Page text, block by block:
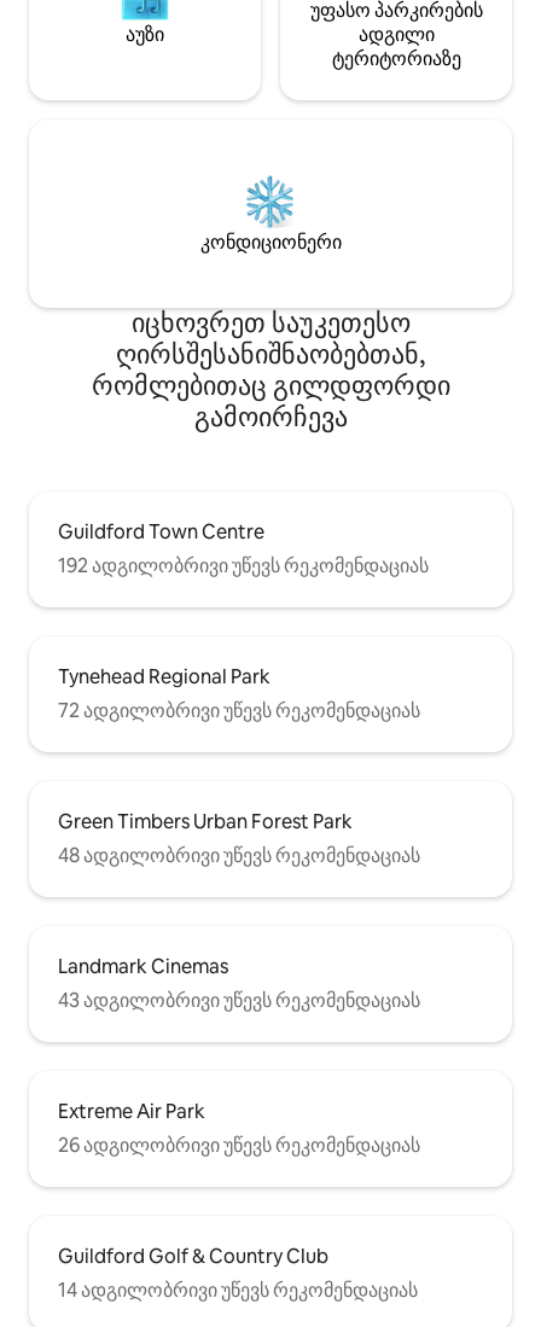
აუზი
უფასო პარკირების
ადგილი
ტერიტორიაზე
კონდიციონერი
იცხოვრეთ საუკეთესო
ღირსშესანიშნაობებთან,
რომლებითაც გილდფორდი
გამოირჩევა
Guildford Town Centre
192 ადგილობრივი უწევს რეკომენდაციას
Tynehead Regional Park
72 ადგილობრივი უწევს რეკომენდაციას
Green Timbers Urban Forest Park
48 ადგილობრივი უწევს რეკომენდაციას
Landmark Cinemas
43 ადგილობრივი უწევს რეკომენდაციას
Extreme Air Park
26 ადგილობრივი უწევს რეკომენდაციას
Guildford Golf & Country Club
14 ადგილობრივი უწევს რეკომენდაციას